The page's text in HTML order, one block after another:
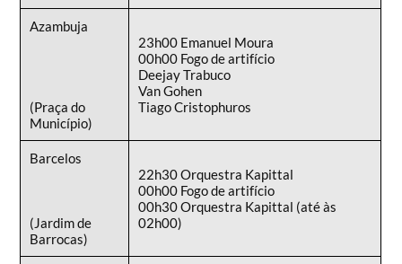
Azambuja
(Praça do
Município)
23h00 Emanuel Moura
00h00 Fogo de artifício
Deejay Trabuco
Van Gohen
Tiago Cristophuros
Barcelos
(Jardim de
Barrocas)
22h30 Orquestra Kapittal
00h00 Fogo de artifício
00h30 Orquestra Kapittal (até às
02h00)